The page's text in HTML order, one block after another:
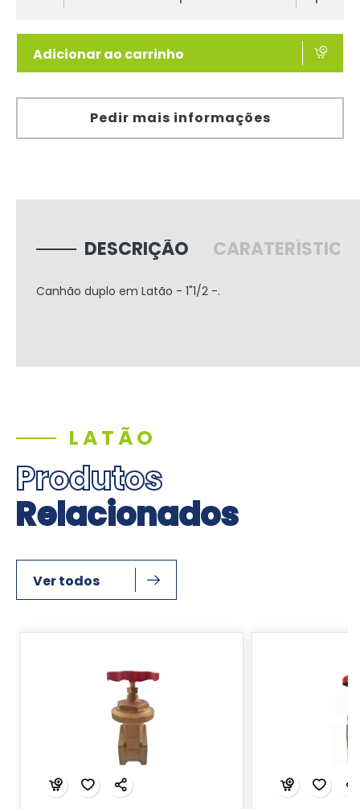
Adicionar ao carrinho
Pedir mais informações
DESCRIÇÃO
Canhão duplo em Latão - 1"1/2 -.
LATÃO
Produtos
Relacionados
Ver todos